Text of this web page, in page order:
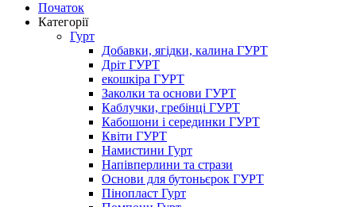
Початок
Категорії
Гурт
Добавки, ягідки, калина ГУРТ
Дріт ГУРТ
екошкіра ГУРТ
Заколки та основи ГУРТ
Каблучки, гребінці ГУРТ
Кабошони і серединки ГУРТ
Квіти ГУРТ
Намистини Гурт
Напівперлини та стрази
Основи для бутоньєрок ГУРТ
Пінопласт Гурт